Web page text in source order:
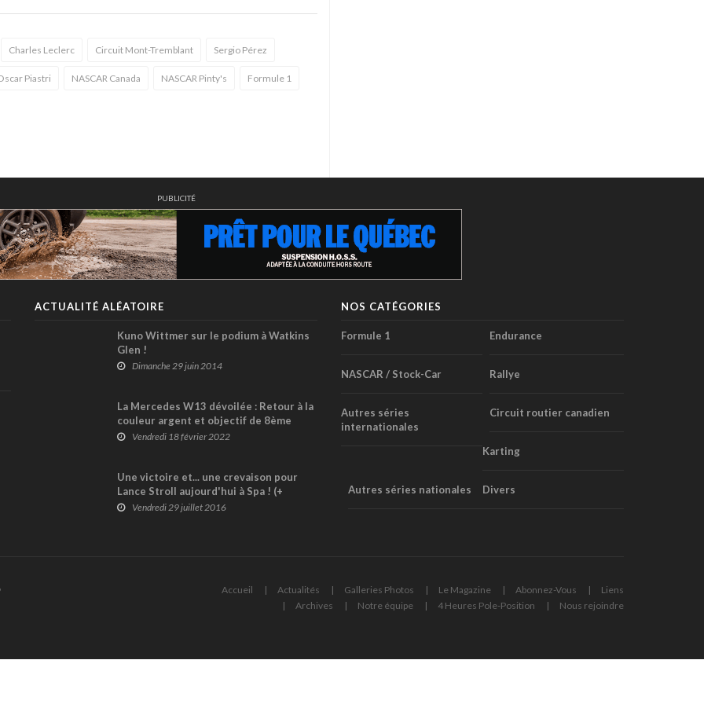
Charles Leclerc Circuit Mont-Tremblant Sergio Pérez
Piastri NASCAR Canada NASCAR Pinty's Formule 1
PUBLICITÉ
ACTUALITÉ ALÉATOIRE
Kuno Wittmer sur le podium à Watkins
Glen !
Dimanche 29 juin 2014
La Mercedes W13 dévoilée : Retour à la
couleur argent et objectif de 8ème
titre pour Hamilton (+ vidéo)
Vendredi 18 février 2022
Une victoire et... une crevaison pour
Lance Stroll aujourd'hui à Spa ! (+
vidéo)Vendredi 29 juillet 2016
NOS CATÉGORIES
Formule 1 Endurance
NASCAR / Stock-Car Rallye
Autres séries
internationales
Circuit routier canadien
Karting
Autres séries nationales Divers
Accueil Actualités Galleries Photos Le Magazine Abonnez-Vous
Liens
Archives
Notre équipe 4 Heures Pole-Position Nous rejoindre